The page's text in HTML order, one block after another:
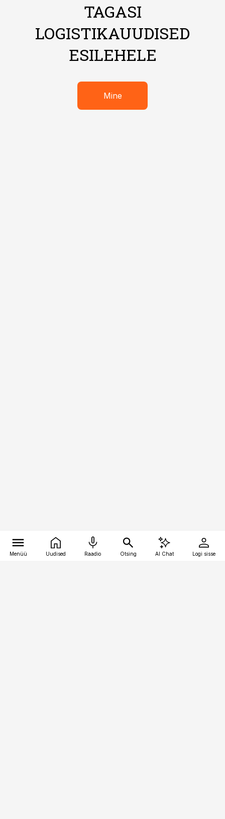
TAGASI
LOGISTIKAUUDISED
ESILEHELE
Mine
Menüü Uudised Raadio Otsing AI Chat Logi sisse